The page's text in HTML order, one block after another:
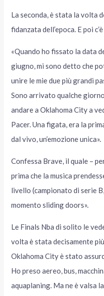
La seconda, è stata la volta
fidanzata dell’epoca. E poi
«Quando ho fissato la data
giugno, mi sono detto che
unire le mie due più grandi
Sono arrivato qualche
andare a Oklahoma City a
Pacer. Una figata, era la
dal vivo, un’emozione unica».
Confessa Brave, il quale –
prima che la musica
livello (campionato di serie
momento sliding doors».
Le Finals Nba di solito le
volta è stata decisamente
Oklahoma City è stato
Ho preso aereo, bus,
aquaplaning. Ma ne è valsa